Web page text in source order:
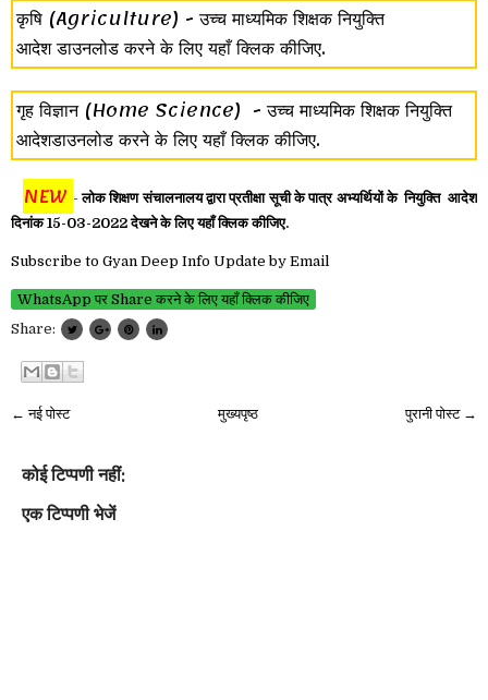
कृषि (Agriculture) - उच्च माध्यमिक शिक्षक नियुक्ति
आदेश डाउनलोड करने के लिए यहाँ क्लिक कीजिए.
गृह विज्ञान (Home Science) - उच्च माध्यमिक शिक्षक नियुक्ति
आदेशडाउनलोड करने के लिए यहाँ क्लिक कीजिए.
NEW -लोक शिक्षण संचालनालय द्वारा प्रतीक्षा सूची के पात्र अभ्यर्थियों के नियुक्ति आदेश
दिनांक 15-03-2022 देखने के लिए यहाँ क्लिक कीजिए.
Subscribe to Gyan Deep Info Update by Email
WhatsApp पर Share करने के लिए यहाँ क्लिक कीजिए
Share:
← नई पोस्ट पुरानी पोस्ट →
मुख्यपृष्ठ
कोई टिप्पणी नहीं:
एक टिप्पणी भेजें